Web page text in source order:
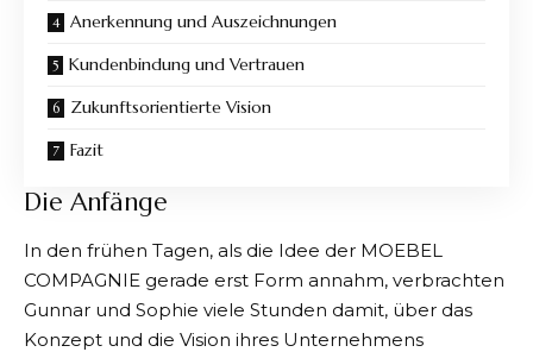
Anerkennung und Auszeichnungen
Kundenbindung und Vertrauen
Zukunftsorientierte Vision
Fazit
Die Anfänge
In den frühen Tagen, als die Idee der MOEBEL
COMPAGNIE gerade erst Form annahm, verbrachten
Gunnar und Sophie viele Stunden damit, über das
Konzept und die Vision ihres Unternehmens